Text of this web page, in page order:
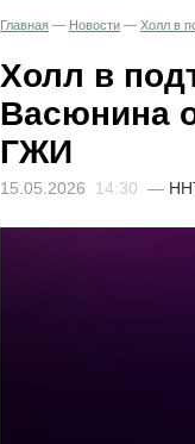
Главная — Новости — Холл в
Холл в
Васюнина
ГЖИ
15.05.2026 14:30 —